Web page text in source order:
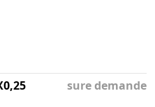
sure demande